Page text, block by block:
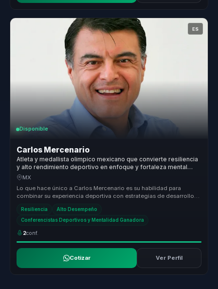
ES
Disponible
Carlos Mercenario
Atleta y medallista olimpico mexicano que convierte resiliencia
y alto rendimiento deportivo en enfoque y fortaleza mental
para equipos.
MX
Lo que hace único a Carlos Mercenario es su habilidad para
combinar su experiencia deportiva con estrategias de desarrollo
Resiliencia Alto Desempeño
Conferencistas Deportivos y Mentalidad Ganadora
2conf.
Cotizar Ver Perfil